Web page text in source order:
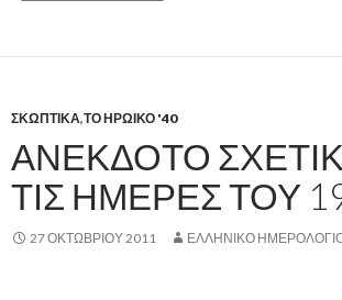
ΣΚΩΠΤΙΚΑ,ΤΟ ΗΡΩΙΚΟ '40
ΑΝΕΚΔΟΤΟ
ΤΙΣ ΗΜΕΡΕΣ ΤΟΥ
27 ΟΚΤΩΒΡΊΟΥ 2011 ΕΛΛΗΝΙΚΟ